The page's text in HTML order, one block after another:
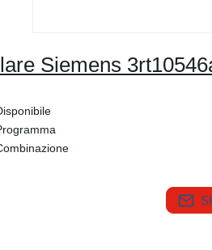
Siemens